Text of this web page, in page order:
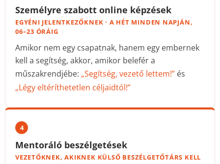
Személyre szabott online képzések
EGYÉNI JELENTKEZŐKNEK · A HÉT MINDEN NAPJÁN,
06–23 ÓRÁIG
Amikor nem egy csapatnak, hanem egy embernek
kell a segítség, akkor, amikor belefér a
műszakrendjébe: „Segítség, vezető lettem!” és
„Légy eltéríthetetlen céljaidtól!”
4
Mentoráló beszélgetések
VEZETŐKNEK, AKIKNEK KÜLSŐ BESZÉLGETŐTÁRS KELL